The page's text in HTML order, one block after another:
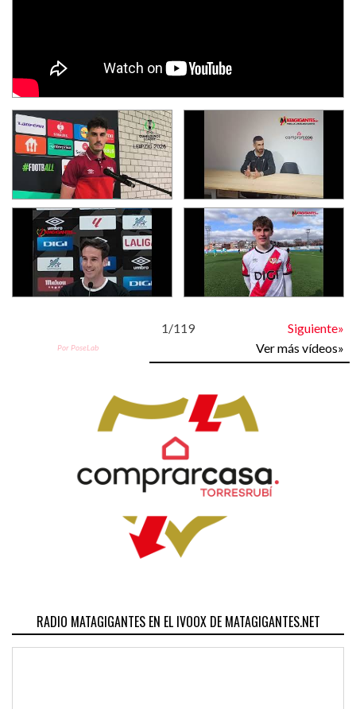
1/119 Siguiente»
Por PoseLab Ver más vídeos»
RADIO MATAGIGANTES EN EL IVOOX DE MATAGIGANTES.NET